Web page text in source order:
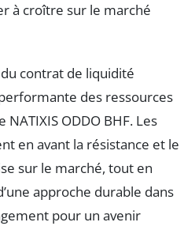
à croître sur le marché
contrat de liquidité
des ressources
NATIXIS ODDO BHF. Les
en avant la résistance et le
sur le marché, tout en
approche durable dans
pour un avenir